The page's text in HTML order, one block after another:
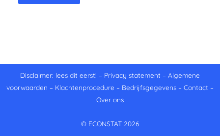
Disclaimer: lees dit eerst! – Privacy statement – Algemene
voorwaarden – Klachtenprocedure – Bedrijfsgegevens – Contact –
Over ons
© ECONSTAT 2026